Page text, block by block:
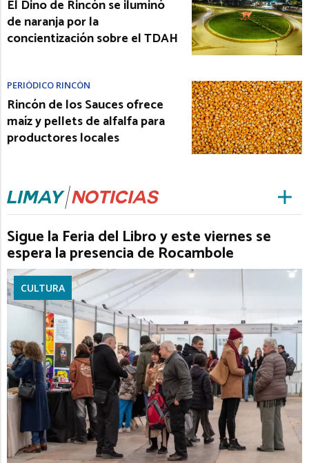
El Dino de Rincón se iluminó
de naranja por la
concientización sobre el TDAH
PERIÓDICO RINCÓN
Rincón de los Sauces ofrece
maíz y pellets de alfalfa para
productores locales
Sigue la Feria del Libro y este viernes se
espera la presencia de Rocambole
CULTURA